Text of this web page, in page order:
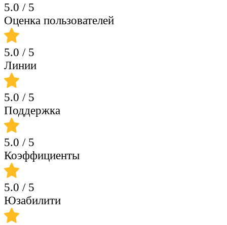
5.0 / 5
Оценка пользователей
5.0 / 5
Линии
5.0 / 5
Поддержка
5.0 / 5
Коэффициенты
5.0 / 5
Юзабилити